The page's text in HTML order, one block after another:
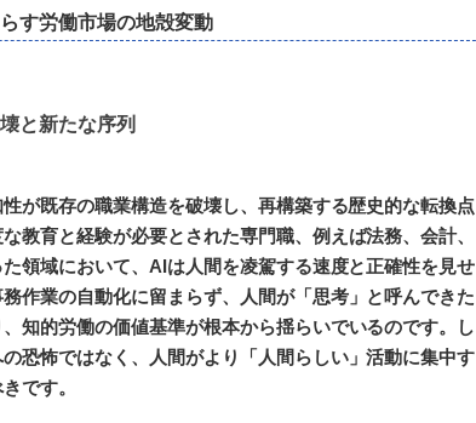
す労働市場の地殻変動
と新たな序列
が既存の職業構造を破壊し、再構築する歴史的な転換点
教育と経験が必要とされた専門職、例えば法務、会計、
領域において、AIは人間を凌駕する速度と正確性を見せ
作業の自動化に留まらず、人間が「思考」と呼んできた
知的労働の価値基準が根本から揺らいでいるのです。し
恐怖ではなく、人間がより「人間らしい」活動に集中す
です。